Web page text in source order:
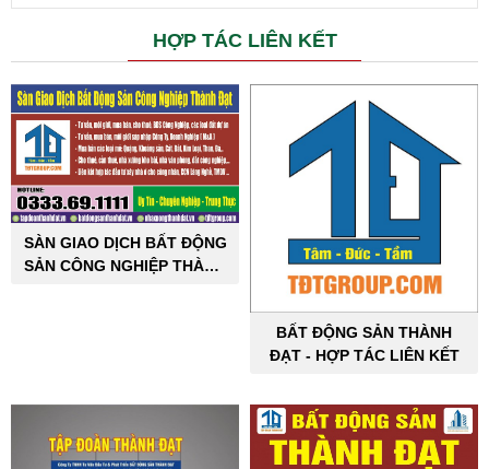
HỢP TÁC LIÊN KẾT
SÀN GIAO DỊCH BẤT ĐỘNG
SẢN CÔNG NGHIỆP THÀNH
BẤT ĐỘNG SẢN THÀNH
ĐẠT - HỢP TÁC LIÊN KẾT